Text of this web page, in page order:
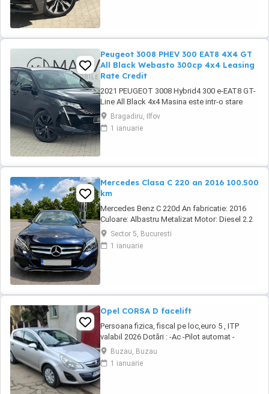
Peugeot 3008 PHEV 300 EAT8 4X4 GT
All Black Webasto 300cp 4x4 Leasing
Rate Credit
2021 PEUGEOT 3008 Hybrid4 300 e-EAT8 GT-
Line All Black 4x4 Masina este intr-o stare
buna atat technic cat si estetic! Carte service
la zi Kilometraj certificat garantat Garantie un
an cu posibilitate de extindere pana la 3 ani
Bragadiru, Ilfov
1 ianuarie
Mercedes Clasa C 220 an 2016 100.500
km
Mercedes Benz C 220d An fabricatie: 2016
Culoare: Albastru Metalizat Motor: Diesel 2.2
Cutie: Automata Putere: 170 CP Transmisie:
Spate Km: 100.500. Scaune: PIELE. Scaune
fata incalzite. Faruri : LED Climatronic 2 zone
Sector 5, Bucuresti
1 ianuarie
Opel CORSA D facelift
Persoana fizica, fiscal pe loc,euro 5 , ITP
valabil 2026 Dotări : -Ac -Pilot automat -
Comenzi volan -Day light -Shift assistance -
Volan reglabil -Oglinzi electrice -Senzori
parcare -Inchidere centralizata -Iso fyx scaune
Buzau, Buzau
1 ianuarie